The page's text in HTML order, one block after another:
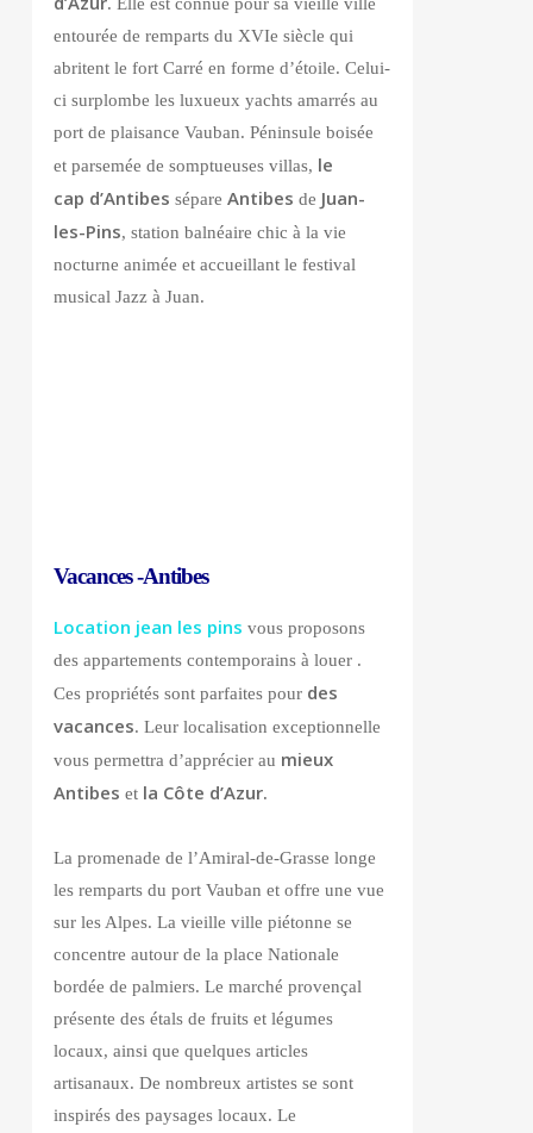
entourée de remparts du XVIe siècle qui
abritent le fort Carré en forme d’étoile. Celui-
ci surplombe les luxueux yachts amarrés au
port de plaisance Vauban. Péninsule boisée
et parsemée de somptueuses villas, le
cap d’Antibes sépare Antibes de Juan-
les-Pins, station balnéaire chic à la vie
nocturne animée et accueillant le festival
musical Jazz à Juan.
Vacances -Antibes
Location jean les pins vous proposons
des appartements contemporains à louer .
Ces propriétés sont parfaites pour des
vacances. Leur localisation exceptionnelle
vous permettra d’apprécier au mieux
Antibes et la Côte d’Azur.
La promenade de l’Amiral-de-Grasse longe
les remparts du port Vauban et offre une vue
sur les Alpes. La vieille ville piétonne se
concentre autour de la place Nationale
bordée de palmiers. Le marché provençal
présente des étals de fruits et légumes
locaux, ainsi que quelques articles
artisanaux. De nombreux artistes se sont
inspirés des paysages locaux. Le